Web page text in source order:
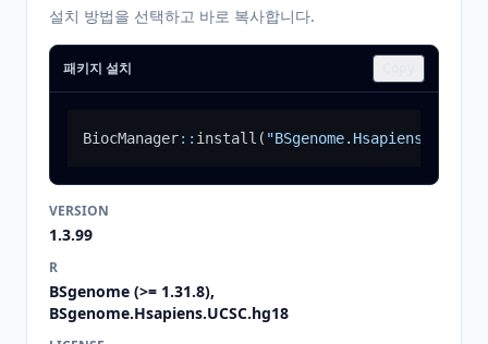
설치 방법을 선택하고 바로 복사합니다.
패키지 설치
BiocManager:: install (
VERSION
1.3.99
R
BSgenome (>= 1.31.8),
BSgenome.Hsapiens.UCSC.hg18